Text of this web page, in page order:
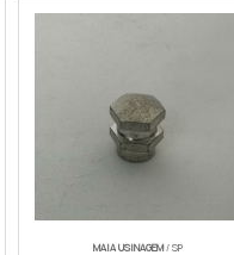
MAIA USINAGEM/ SP